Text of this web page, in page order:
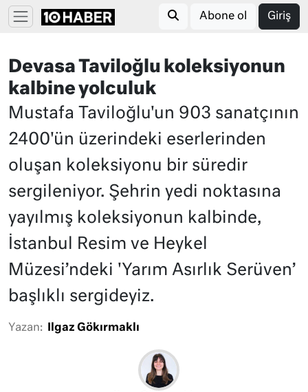
Abone ol Giriş
Devasa Taviloğlu koleksiyonun
kalbine yolculuk
Mustafa Taviloğlu'un 903 sanatçının
2400'ün üzerindeki eserlerinden
oluşan koleksiyonu bir süredir
sergileniyor. Şehrin yedi noktasına
yayılmış koleksiyonun kalbinde,
İstanbul Resim ve Heykel
Müzesi’ndeki 'Yarım Asırlık Serüven’
başlıklı sergideyiz.
Yazan: Ilgaz Gökırmaklı